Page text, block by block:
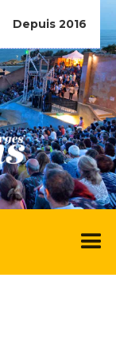
Depuis 2016